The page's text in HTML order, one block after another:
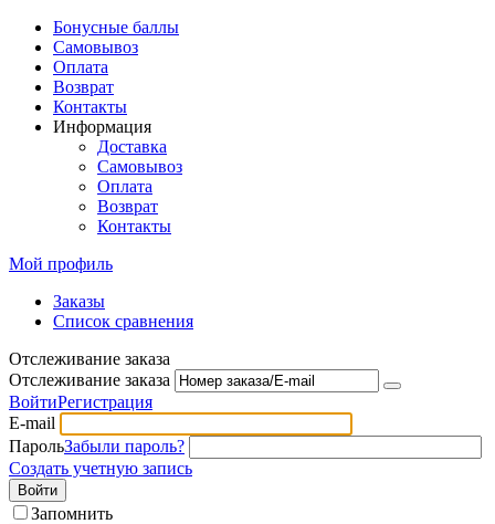
Бонусные баллы
Самовывоз
Оплата
Возврат
Контакты
Информация
Доставка
Самовывоз
Оплата
Возврат
Контакты
Мой профиль
Заказы
Список сравнения
Отслеживание заказа
Отслеживание заказа
ВойтиРегистрация
E-mail
ПарольЗабыли пароль?
Создать учетную запись
Войти
Запомнить